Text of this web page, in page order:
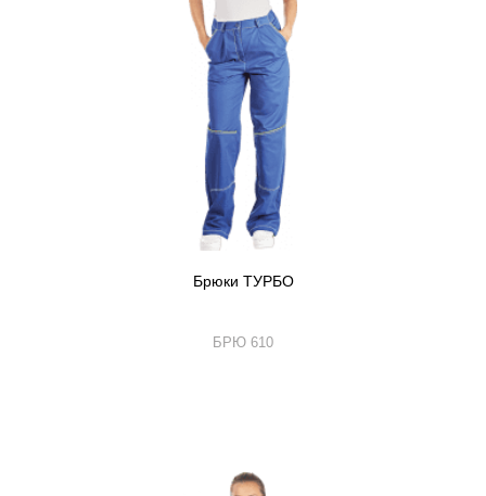
Брюки ТУРБО
БРЮ 610